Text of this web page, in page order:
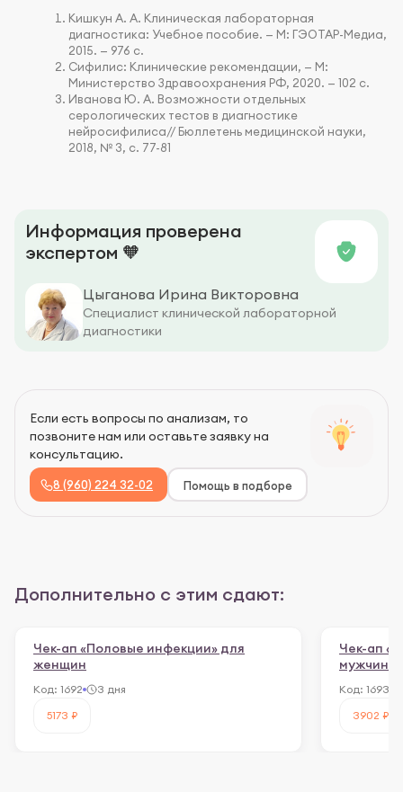
Кишкун А. А. Клиническая лабораторная
диагностика: Учебное пособие. — М: ГЭОТАР-Медиа,
2015. — 976 с.
Сифилис: Клинические рекомендации, — М:
Министерство Здравоохранения РФ, 2020. — 102 с.
Иванова Ю. А. Возможности отдельных
серологических тестов в диагностике
нейросифилиса// Бюллетень медицинской науки,
2018, № 3, с. 77-81
Информация проверена
экспертом 🧡
Цыганова Ирина Викторовна
Специалист клинической лабораторной
диагностики
Если есть вопросы по анализам, то
позвоните нам или оставьте заявку на
консультацию.
8 (960) 224 32-02 Помощь в подборе
Дополнительно с этим сдают:
Чек-ап «Половые инфекции» для
женщин
Код: 1692
3 дня
5173 ₽
Чек-ап
мужчин
Код: 1693
3902 ₽